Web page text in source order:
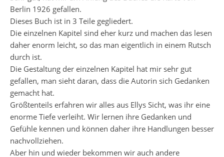
Berlin 1926 gefallen.
Dieses Buch ist in 3 Teile gegliedert.
Die einzelnen Kapitel sind eher kurz und machen das lesen
daher enorm leicht, so das man eigentlich in einem Rutsch
durch ist.
Die Gestaltung der einzelnen Kapitel hat mir sehr gut
gefallen, man sieht daran, dass die Autorin sich Gedanken
gemacht hat.
Größtenteils erfahren wir alles aus Ellys Sicht, was ihr eine
enorme Tiefe verleiht. Wir lernen ihre Gedanken und
Gefühle kennen und können daher ihre Handlungen besser
nachvollziehen.
Aber hin und wieder bekommen wir auch andere